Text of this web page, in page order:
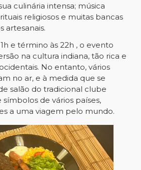
culinária intensa; música
religiosos e muitas bancas
artesanais.
e término às 22h , o evento
na cultura indiana, tão rica e
No entanto, vários
no ar, e à medida que se
salão do tradicional clube
símbolos de vários países,
a uma viagem pelo mundo.